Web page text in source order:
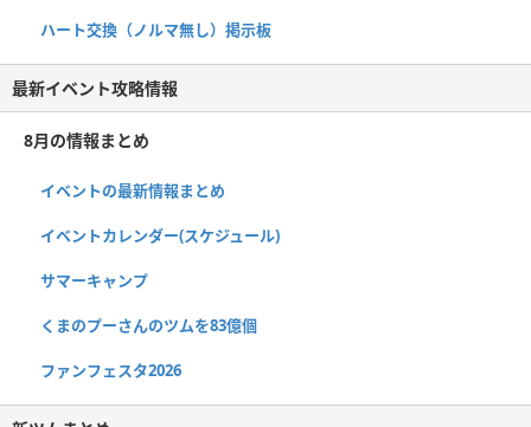
ハート交換（ノルマ無し）掲示板
最新イベント攻略情報
8月の情報まとめ
イベントの最新情報まとめ
イベントカレンダー(スケジュール)
サマーキャンプ
くまのプーさんのツムを83億個
ファンフェスタ2026